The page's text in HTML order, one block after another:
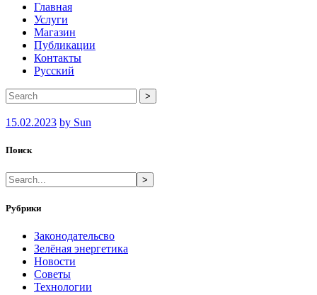
Главная
Услуги
Магазин
Публикации
Контакты
Русский
>
15.02.2023 by Sun
Поиск
>
Рубрики
Законодательсво
Зелёная энергетика
Новости
Советы
Технологии